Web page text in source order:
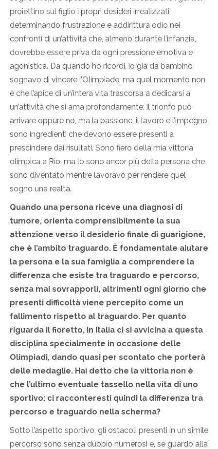
proiettino sul figlio i propri desideri irrealizzati,
determinando frustrazione e addirittura odio nei
confronti di un’attività che, almeno durante l’infanzia,
dovrebbe essere priva da ogni pressione emotiva e
agonistica. Da quando ho ricordi, io già da bambino
sognavo di vincere l’Olimpiade, ma quel momento non
è che l’apice di un’intera vita trascorsa a dedicarsi a
un’attività che si ama profondamente: il trionfo può
arrivare oppure no, ma la passione, il lavoro e l’impegno
sono ingredienti che devono essere presenti a
prescindere dai risultati. Sono fiero della mia vittoria
olimpica a Rio, ma lo sono ancor più della persona che
sono diventato mentre lavoravo per rendere quel
sogno una realtà.
Quando una persona riceve una diagnosi di
tumore, orienta comprensibilmente la sua
attenzione verso il desiderio finale di guarigione,
che è l’ambito traguardo. È fondamentale aiutare
la persona e la sua famiglia a comprendere la
differenza che esiste tra traguardo e percorso,
senza mai sovrapporli, altrimenti ogni giorno che
presenti difficoltà viene percepito come un
fallimento rispetto al traguardo. Per quanto
riguarda il fioretto, in Italia ci si avvicina a questa
disciplina specialmente in occasione delle
Olimpiadi, dando quasi per scontato che porterà
delle medaglie. Hai detto che la vittoria non è
che l’ultimo eventuale tassello nella vita di uno
sportivo: ci racconteresti quindi la differenza tra
percorso e traguardo nella scherma?
Sotto l’aspetto sportivo, gli ostacoli presenti in un simile
percorso sono senza dubbio numerosi e, se guardo alla